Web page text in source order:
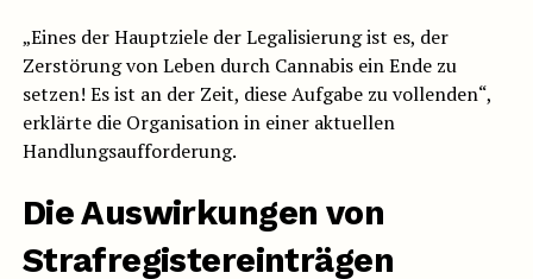
„Eines der Hauptziele der Legalisierung ist es, der
Zerstörung von Leben durch Cannabis ein Ende zu
setzen! Es ist an der Zeit, diese Aufgabe zu vollenden“,
erklärte die Organisation in einer aktuellen
Handlungsaufforderung.
Die Auswirkungen von
Strafregistereinträgen